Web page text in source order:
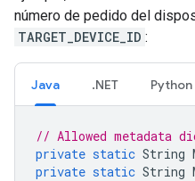
número de pedido del
TARGET_DEVICE_ID :
Java .NET Python
// Allowed metadata
private static String
private static String